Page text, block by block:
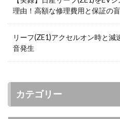
理由！高額な修理費用と保証の
リーフ(ZE1)アクセルオン時と
音発生
カテゴリー